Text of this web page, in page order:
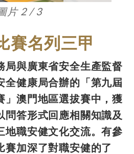
片 3 / 3
賽名列三甲
局與廣東省安全生產監督
全健康局合辦的「第九屆
」澳門地區選拔賽中，獲
問答形式回應相關知識及
地職安健文化交流。有參
賽加深了對職安健的了